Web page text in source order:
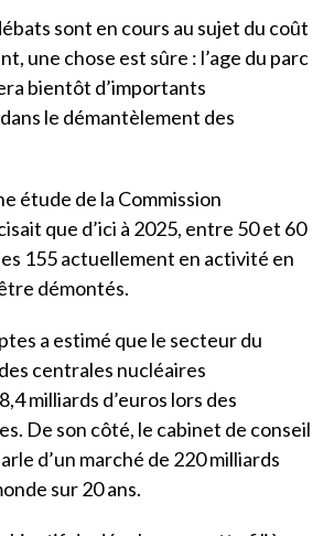
sont en cours au sujet du coût
une chose est sûre : l’age du parc
bientôt d’importants
le démantèlement des
étude de la Commission
que d’ici à 2025, entre 50 et 60
155 actuellement en activité en
démontés.
a estimé que le secteur du
centrales nucléaires
milliards d’euros lors des
De son côté, le cabinet de conseil
d’un marché de 220 milliards
sur 20 ans.